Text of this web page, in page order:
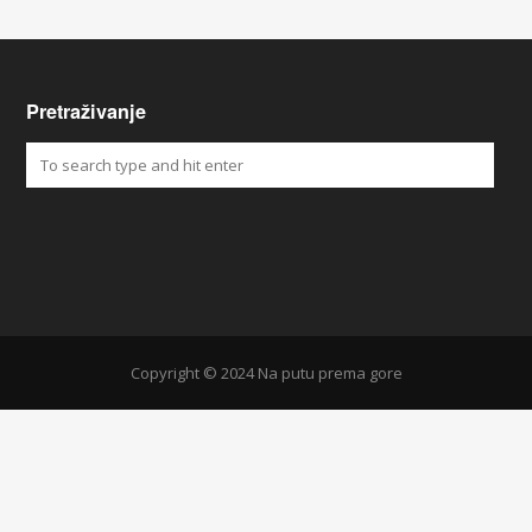
Pretraživanje
Copyright © 2024 Na putu prema gore